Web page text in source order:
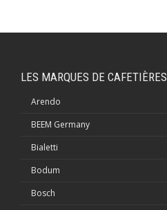
LES MARQUES DE CAFETIÈRES
Arendo
BEEM Germany
Bialetti
Bodum
Bosch